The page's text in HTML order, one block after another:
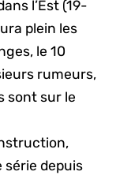
l’Est (19-
plein les
le 10
rumeurs,
sont sur le
série depuis